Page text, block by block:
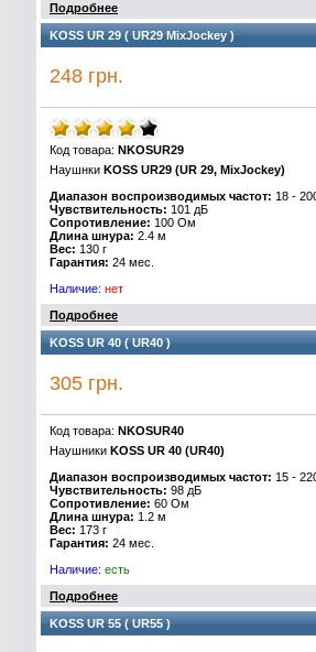
Подробнее
KOSS UR 29 ( UR29 MixJockey )
248 грн.
Код товара: NKOSUR29
Наушнки KOSS UR29 (UR 29, MixJockey)
Диапазон воспроизводимых частот: 18 -
Чувствительность: 101 дБ
Сопротивление: 100 Ом
Длина шнура: 2.4 м
Вес: 130 г
Гарантия: 24 мес.
Наличие: нет
Подробнее
KOSS UR 40 ( UR40 )
305 грн.
Код товара: NKOSUR40
Наушники KOSS UR 40 (UR40)
Диапазон воспроизводимых частот: 15 -
Чувствительность: 98 дБ
Сопротивление: 60 Ом
Длина шнура: 1.2 м
Вес: 173 г
Гарантия: 24 мес.
Наличие: есть
Подробнее
KOSS UR 55 ( UR55 )